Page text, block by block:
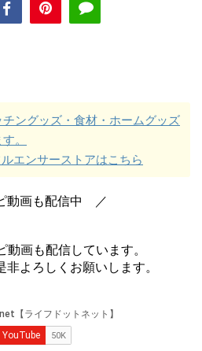
ングッズ・食材・ホームグッズ
。
エンサーストアはこちら
動画も配信中 ／
画も配信しています。
よろしくお願いします。